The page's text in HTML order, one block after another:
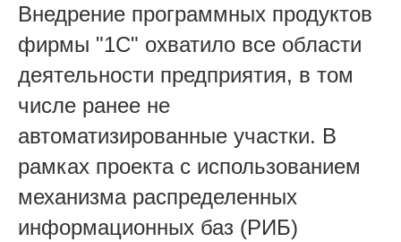
Внедрение программных продуктов
фирмы "1С" охватило все области
деятельности предприятия, в том
числе ранее не
автоматизированные участки. В
рамках проекта с использованием
механизма распределенных
информационных баз (РИБ)